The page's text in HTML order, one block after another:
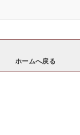
ホームへ戻る